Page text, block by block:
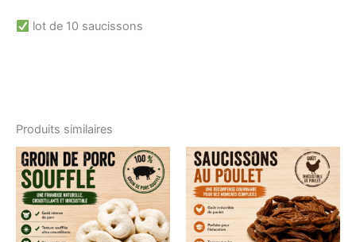
lot de 10 saucissons
Produits similaires
Plage
de
prix :
1,90 €
à
14,90 €
Ce
produit
a
plusieurs
variations.